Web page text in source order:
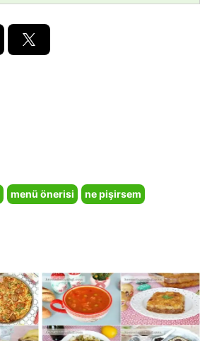
menü önerisi
ne pişirsem